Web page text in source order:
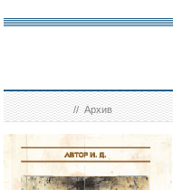
//Архив